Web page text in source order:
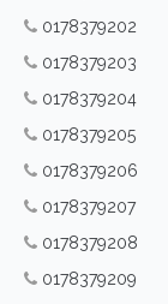
0178379202
0178379203
0178379204
0178379205
0178379206
0178379207
0178379208
0178379209